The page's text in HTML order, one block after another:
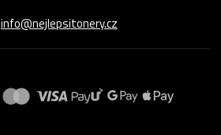
info@nejlepsitonery.cz